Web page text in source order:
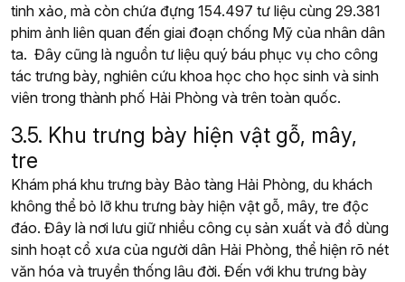
tinh xảo, mà còn chứa đựng 154.497 tư liệu cùng 29.381
phim ảnh liên quan đến giai đoạn chống Mỹ của nhân dân
ta. Đây cũng là nguồn tư liệu quý báu phục vụ cho công
tác trưng bày, nghiên cứu khoa học cho học sinh và sinh
viên trong thành phố Hải Phòng và trên toàn quốc.
3.5. Khu trưng bày hiện vật gỗ, mây,
tre
Khám phá khu trưng bày Bảo tàng Hải Phòng, du khách
không thể bỏ lỡ khu trưng bày hiện vật gỗ, mây, tre độc
đáo. Đây là nơi lưu giữ nhiều công cụ sản xuất và đồ dùng
sinh hoạt cổ xưa của người dân Hải Phòng, thể hiện rõ nét
văn hóa và truyền thống lâu đời. Đến với khu trưng bày